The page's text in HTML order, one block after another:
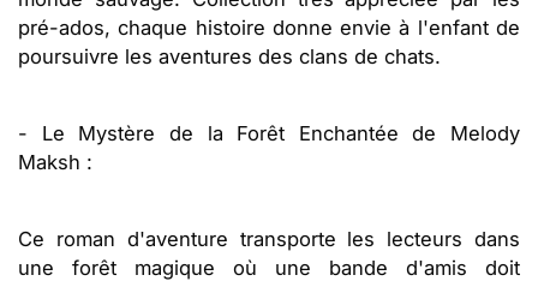
pré-ados, chaque histoire donne envie à l'enfant de
poursuivre les aventures des clans de chats.
- Le Mystère de la Forêt Enchantée de Melody
Maksh :
Ce roman d'aventure transporte les lecteurs dans
une forêt magique où une bande d'amis doit